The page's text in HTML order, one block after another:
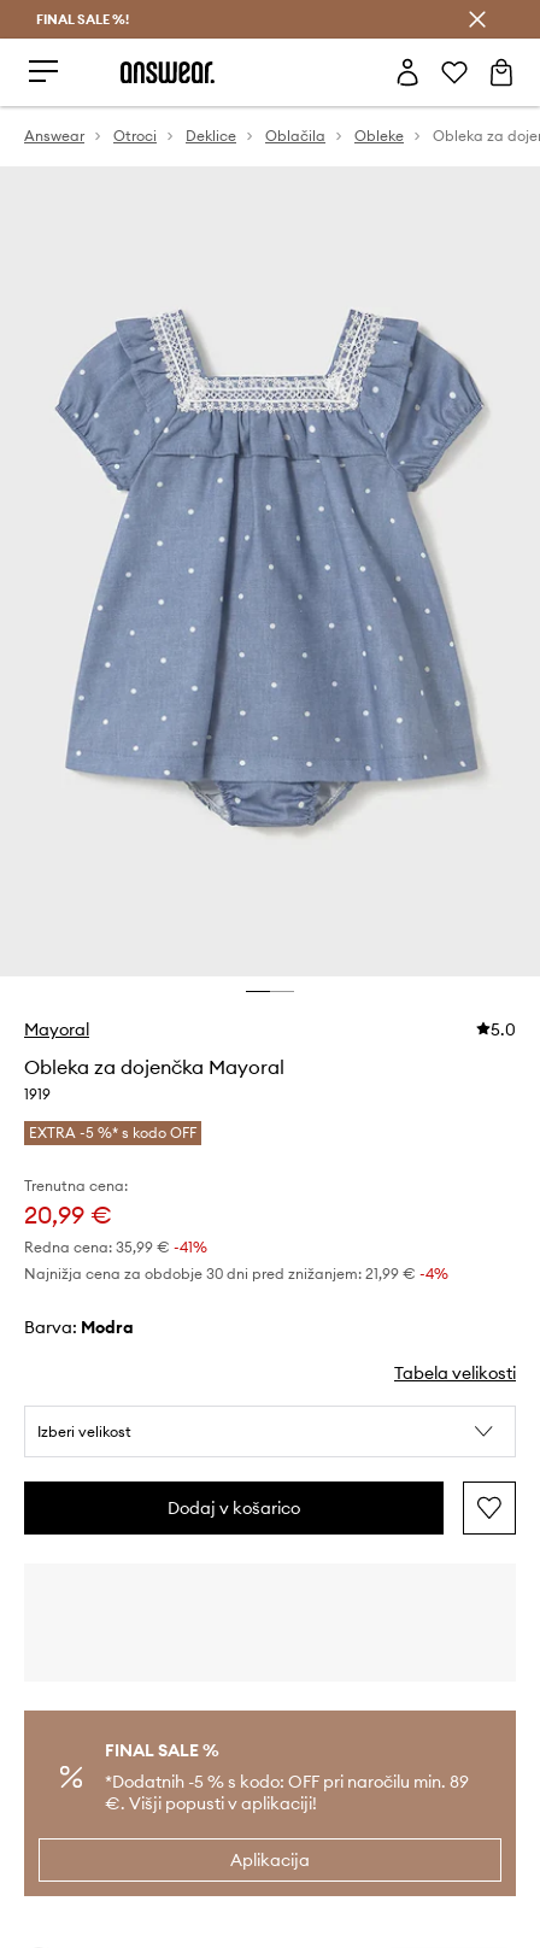
FINAL SALE %!
Answear Otroci Deklice Oblačila Obleke Obleka za
Mayoral 5.0
Obleka za dojenčka Mayoral
1919
EXTRA -5 %* s kodo OFF
Trenutna cena:
20,99 €
Redna cena: 35,99 € -41%
Najnižja cena za obdobje 30 dni pred znižanjem: 21,99 € -4%
Barva: modra
Tabela velikosti
Izberi velikost
Dodaj v košarico
FINAL SALE %
*Dodatnih -5 % s kodo: OFF pri naročilu min. 89
€. Višji popusti v aplikaciji!
Aplikacija